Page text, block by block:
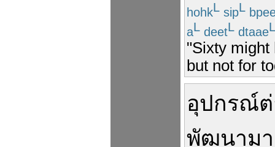
hohkL sipL
aL deetL dtaaeL
"Sixty might
but not for
อุปกรณ์
พัฒนาม